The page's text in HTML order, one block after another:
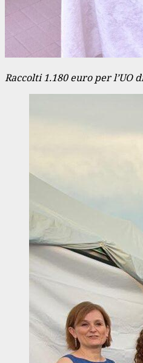
Raccolti 1.180 euro per l’UO